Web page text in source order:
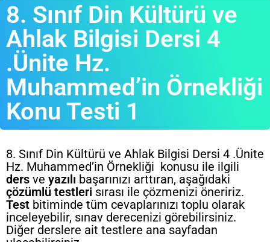
8. Sınıf Din Kültürü ve
Ahlak Bilgisi Dersi 4
.Ünite Hz.
Muhammed’in Örnekliği
Konu Testi 1
8. Sınıf Din Kültürü ve Ahlak Bilgisi Dersi 4 .Ünite
Hz. Muhammed’in Örnekliği konusu ile ilgili
ders ve yazılı başarınızı arttıran, aşağıdaki
çözümlü testleri sırası ile çözmenizi öneririz.
Test bitiminde tüm cevaplarınızı toplu olarak
inceleyebilir, sınav derecenizi görebilirsiniz.
Diğer derslere ait testlere ana sayfadan